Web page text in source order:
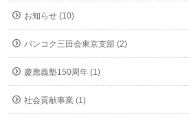
お知らせ (10)
バンコク三田会東京支部 (2)
慶應義塾150周年 (1)
社会貢献事業 (1)